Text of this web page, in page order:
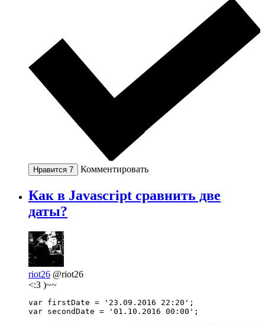
Нравится 7 Комментировать
Как в Javascript сравнить две
даты?
riot26 @riot26
<:З )~~
var firstDate = '23.09.2016 22:20';
var secondDate = '01.10.2016 00:00';